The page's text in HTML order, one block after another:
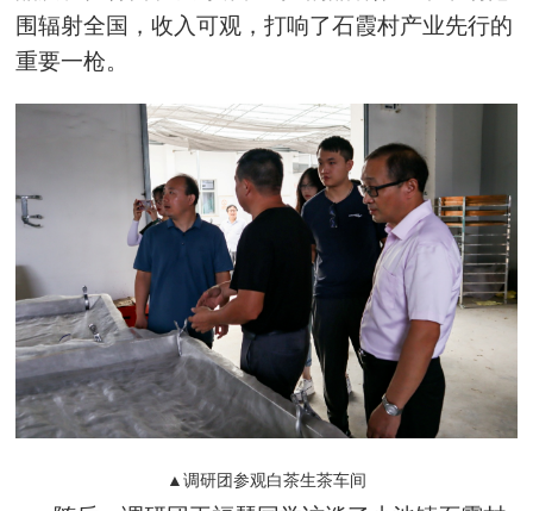
围辐射全国，收入可观，打响了石霞村产业先行的
重要一枪。
▲调研团参观白茶生茶车间